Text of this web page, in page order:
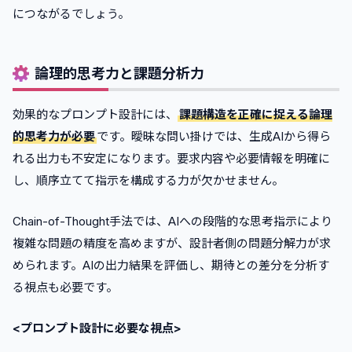
につながるでしょう。
論理的思考力と課題分析力
効果的なプロンプト設計には、
課題構造を正確に捉える論理
的思考力が必要です。曖昧な問い掛けでは、生成AIから得ら
れる出力も不安定になります。要求内容や必要情報を明確に
し、順序立てて指示を構成する力が欠かせません。
Chain-of-Thought手法では、AIへの段階的な思考指示により
複雑な問題の精度を高めますが、設計者側の問題分解力が求
められます。AIの出力結果を評価し、期待との差分を分析す
る視点も必要です。
<プロンプト設計に必要な視点>